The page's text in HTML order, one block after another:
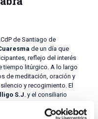
de Santiago de
de un día que
reflejo del interés
tiempo litúrgico. A lo largo
de meditación, oración y
y recogimiento. El
S.J . y el consiliario